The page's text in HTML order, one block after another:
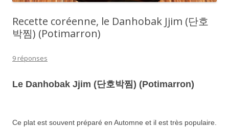
Recette coréenne, le Danhobak Jjim (단호
박찜) (Potimarron)
9 réponses
Le Danhobak Jjim (단호박찜) (Potimarron)
Ce plat est souvent préparé en Automne et il est très populaire.